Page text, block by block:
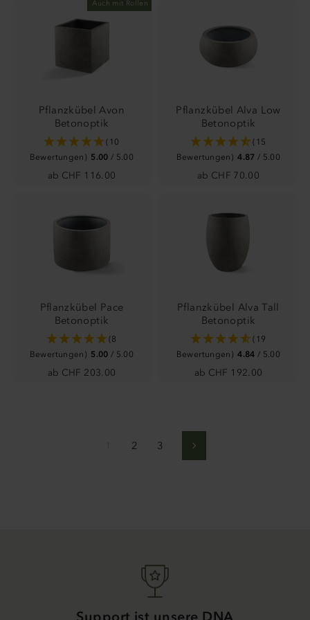
Übermittlung Ihrer Daten in die USA und dieser
Weiterverarbeitung der Daten einverstanden. Sie können
Ihre Einwilligung jederzeit unter der Rubrik "Details"
widerrufen oder dort eine individuelle Auswahl treffen.
mehr Informationen
Auch mit Rollen
Pflanzkübel Avon
Betonoptik
(10
Bewertungen) 5.00 / 5.00
ab CHF 116.00
Pflanzkübel Alva Low
Betonoptik
(15
Bewertungen) 4.87 / 5.00
ab CHF 70.00
Pflanzkübel Pace
Betonoptik
(8
Bewertungen) 5.00 / 5.00
ab CHF 203.00
Pflanzkübel Alva Tall
Betonoptik
(19
Bewertungen) 4.84 / 5.00
ab CHF 192.00
2 3 Vorwärts
Support ist unsere DNA